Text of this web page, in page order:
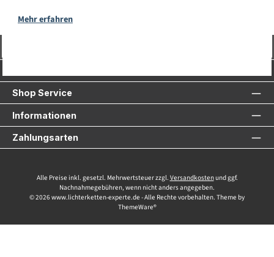
Mehr erfahren
Shop Service
Informationen
Zahlungsarten
Alle Preise inkl. gesetzl. Mehrwertsteuer zzgl. Versandkostenund ggf.
Nachnahmegebühren, wenn nicht anders angegeben.
© 2026 www.lichterketten-experte.de - Alle Rechte vorbehalten. Theme by
ThemeWare®